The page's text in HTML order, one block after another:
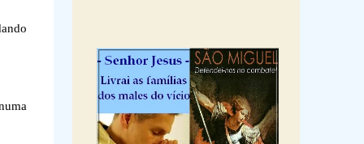
o vosso Espírito e tudo será criado. E
renovareis a face da terra. Oremos: Ó
Deus, que instruístes os corações dos
vossos fiéis com a luz do Espírito Santo,
fazei que apreciemos retamente todas as